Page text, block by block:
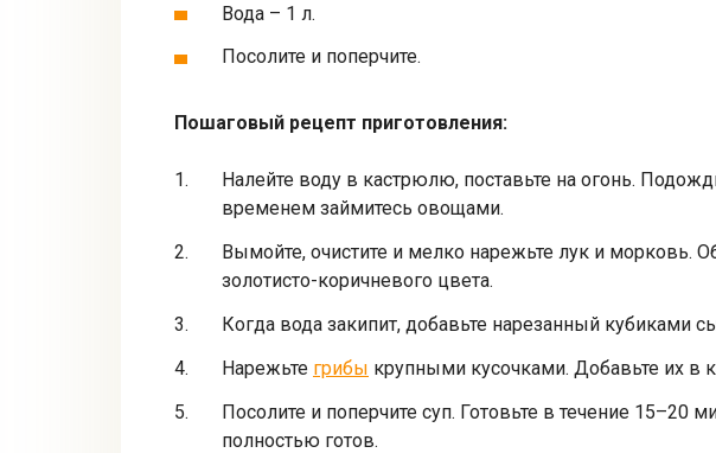
Вода – 1 л.
Посолите и поперчите.
Пошаговый рецепт приготовления:
Налейте воду в кастрюлю, поставьте на огонь.
временем займитесь овощами.
Вымойте, очистите и мелко нарежьте лук и морковь.
золотисто-коричневого цвета.
Когда вода закипит, добавьте нарезанный кубиками
Нарежьте грибы крупными кусочками. Добавьте их в
Посолите и поперчите суп. Готовьте в течение 15–20
полностью готов.